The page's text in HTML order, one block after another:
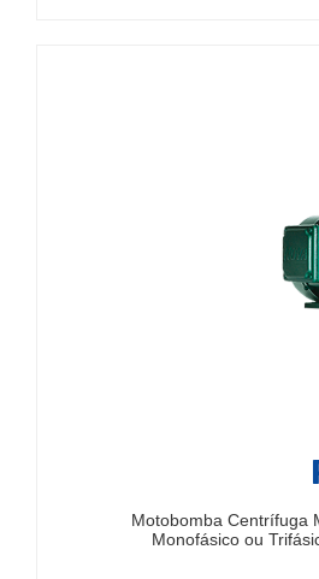
Motobomba Centrífuga
Monofásico ou